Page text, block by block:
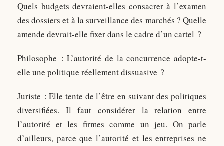
Quels budgets devraient-elles consacrer à l’examen
des dossiers et à la surveillance des marchés ? Quelle
amende devrait-elle fixer dans le cadre d’un cartel ?
Philosophe : L’autorité de la concurrence adopte-t-
elle une politique réellement dissuasive ?
Juriste : Elle tente de l’être en suivant des politiques
diversifiées. Il faut considérer la relation entre
l’autorité et les firmes comme un jeu. On parle
d’ailleurs, parce que l’autorité et les entreprises ne